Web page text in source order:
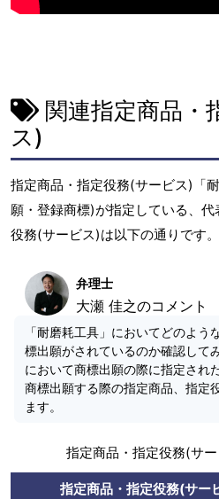
関連指定商品・
ス)
指定商品・指定役務(サービス)「
願・登録商標)が指定している、
役務(サービス)は以下の通りです。
弁理士
大瀬 佳之のコメント
「耐磨耗工具」においてどのよ
標出願がされているのか確認して
において商標出願の際に指定され
商標出願する際の指定商品、指定
ます。
指定商品・指定役務(サ
指定商品・指定役務(サー